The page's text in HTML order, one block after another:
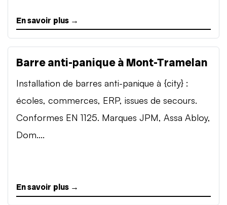
En savoir plus →
Barre anti-panique à Mont-Tramelan
Installation de barres anti-panique à {city} :
écoles, commerces, ERP, issues de secours.
Conformes EN 1125. Marques JPM, Assa Abloy,
Dom....
En savoir plus →